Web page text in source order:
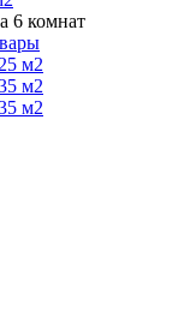
6 комнат
м2
м2
м2